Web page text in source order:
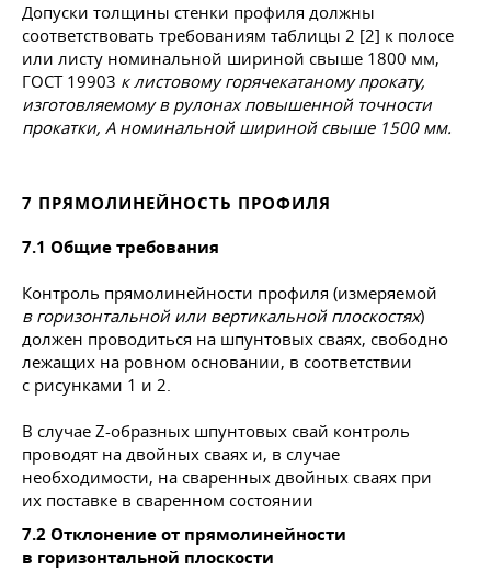
Допуски толщины стенки профиля должны
соответствовать требованиям таблицы 2 [2] к полосе
или листу номинальной шириной свыше 1800 мм,
ГОСТ 19903 к листовому горячекатаному прокату,
изготовляемому в рулонах повышенной точности
прокатки, А номинальной шириной свыше 1500 мм.
7 ПРЯМОЛИНЕЙНОСТЬ ПРОФИЛЯ
7.1 Общие требования
Контроль прямолинейности профиля (измеряемой
в горизонтальной или вертикальной плоскостях)
должен проводиться на шпунтовых сваях, свободно
лежащих на ровном основании, в соответствии
с рисунками 1 и 2.
В случае Z-образных шпунтовых свай контроль
проводят на двойных сваях и, в случае
необходимости, на сваренных двойных сваях при
их поставке в сваренном состоянии
7.2 Отклонение от прямолинейности
в горизонтальной плоскости